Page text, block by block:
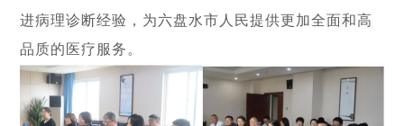
进病理诊断经验，为六盘水市人民提供更加全面和高
品质的医疗服务。